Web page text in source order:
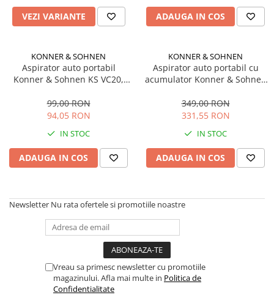
multifunctionale
Tocatoare de crengi si resturi
Tractoare si Utilaje agricole
Accesorii utilaje de gradina
Afumatoare
Masini de framantat aluat
Masini de umplut carnati
Razatoare branzeturi
Storcatoare de rosii
Accesorii articole de bucatarie
Gradina & Terasa
Mobilier gradina
VEZI VARIANTE ADAUGA IN COS
KONNER & SOHNEN
Aspirator auto portabil
Konner & Sohnen KS VC20,
LED
99,00 RON
94,05 RON
IN STOC
ADAUGA IN COS
KONNER & SOHNEN
Aspirator auto portabil cu
acumulator Konner & Sohnen
baterii reincarcabile, recipient
200 ml, 2 moduri functionare,
de filtrare
349,00 RON
331,55 RON
IN STOC
ADAUGA IN COS
Newsletter Nu rata ofertele si promotiile noastre
Vreau sa primesc newsletter cu promotiile
magazinului. Afla mai multe in Politica de
Confidentialitate